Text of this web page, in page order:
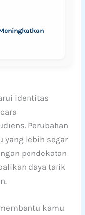
identitas
Perubahan
yang lebih segar
pendekatan
daya tarik
kamu